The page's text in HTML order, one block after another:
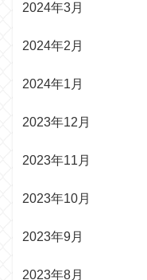
2024年3月
2024年2月
2024年1月
2023年12月
2023年11月
2023年10月
2023年9月
2023年8月